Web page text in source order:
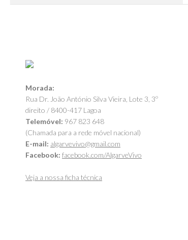
Morada:
Rua Dr. João António Silva Vieira, Lote 3, 3º
direito / 8400-417 Lagoa
Telemóvel: 967 823 648
(Chamada para a rede móvel nacional)
E-mail: algarvevivo@gmail.com
Facebook: facebook.com/AlgarveVivo
Veja a nossa ficha técnica